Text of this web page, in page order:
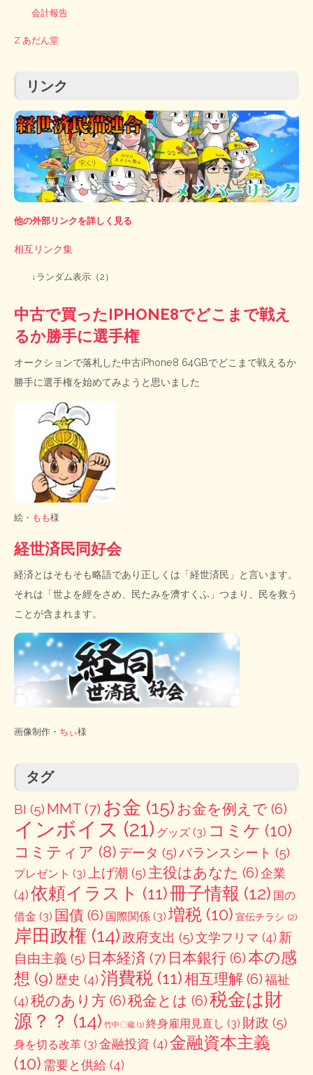
会計報告
Z あだん堂
リンク
他の外部リンクを詳しく見る
相互リンク集
↓ランダム表示（2）
中古で買ったIPHONE8でどこまで戦え
るか勝手に選手権
オークションで落札した中古iPhone8 64GBでどこまで戦えるか
勝手に選手権を始めてみようと思いました
絵・ もも様
経世済民同好会
経済とはそもそも略語であり正しくは「経世済民」と言います。
それは「世よを經をさめ、民たみを濟すくふ」つまり、民を救う
ことが含まれます。
画像制作・ ちぃ様
タグ
BI (5) MMT (7) お金 (15) お金を例えで (6)
インボイス (21) グッズ (3) コミケ (10)
コミティア (8) データ (5)バランスシート (5)
プレゼント (3) 上げ潮 (5) 主役はあなた (6)企業
(4)依頼イラスト (11)冊子情報 (12) 国の
借金 (3) 国債 (6) 国際関係 (3) 増税 (10) 宣伝チラシ (2)
岸田政権 (14)政府支出 (5)文学フリマ (4) 新
自由主義 (5) 日本経済 (7) 日本銀行 (6)本の感
想 (9) 歴史 (4)消費税 (11)相互理解 (6)福祉
(4)税のあり方 (6)税金とは (6)税金は財
源？？ (14) 竹中〇蔵 (1) 終身雇用見直し (3) 財政 (5)
身を切る改革 (3) 金融投資 (4)金融資本主義
(10) 需要と供給 (4)